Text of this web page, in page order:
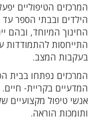
המרכזים הטיפוליים
הילדים ובבתי הספר
החינוך המיוחד, ובהם
התייחסות להתמודדות
בעקבות המצב.
המרכזים נפתחו בבית
המדעיים בקריית-
אנשי טיפול מקצועיים
ותומכות הוראה.